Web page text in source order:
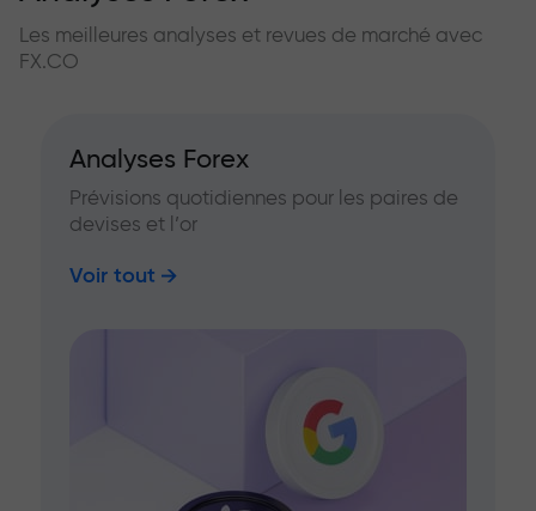
Les meilleures analyses et revues de marché avec
FX.CO
Analyses Forex
Prévisions quotidiennes pour les paires de
devises et l’or
Voir tout